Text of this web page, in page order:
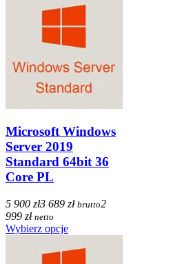
Microsoft Windows
Server 2019
Standard 64bit 36
Core PL
5 900 zł3 689 zł brutto2
999 zł netto
Wybierz opcje